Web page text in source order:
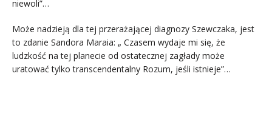
niewoli”…
Może nadzieją dla tej przerażającej diagnozy Szewczaka, jest
to zdanie Sandora Maraia: „ Czasem wydaje mi się, że
ludzkość na tej planecie od ostatecznej zagłady może
uratować tylko transcendentalny Rozum, jeśli istnieje”…